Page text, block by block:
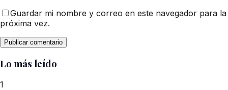
Guardar mi nombre y correo en este navegador para la
próxima vez.
Lo más leído
1